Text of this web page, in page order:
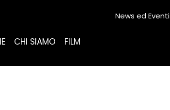
CHI SIAMO FILM
News ed Eventi